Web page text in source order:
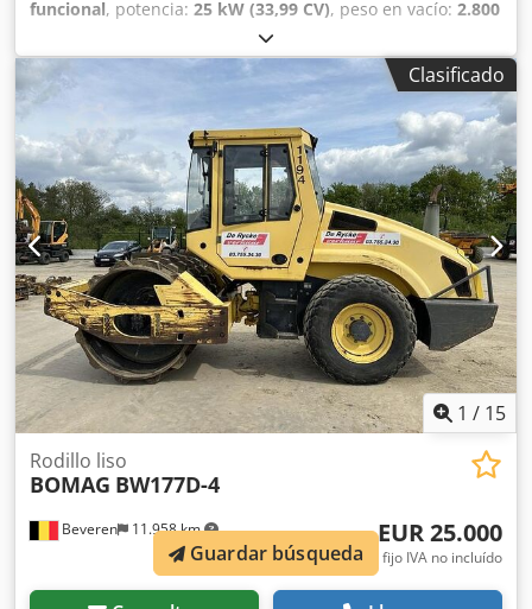
funcional, potencia: 25 kW (33,99 CV), peso en vacío: 2.800
, horas de funcionamiento:
2.950 h, BOMAG BW120AD-4 Año de fabricación: 2007
Según el contador, 2.950 horas Crsdpszc Iyvsfx Aayof 25,2
kW, motor Kubota 2.800 kg Precio de venta: 9.900 €, neto
BOMAG BW100AD-4 Año de fabricación: 2005 Según el
contador, 6.594 horas 25,2 kW, motor Kubota 2.600 kg
Precio de venta: 8.800 €, neto Hamm HD 10 Año de
fabricación: 2006 Según el contador, 4.356 horas 20,1 kW,
motor Deutz 2.450 kg Precio de venta: 8.800 €, neto Hamm
HD 10 Año de fabricación: 2006 Según el contador, 7.771
horas 20,1 kW, motor Deutz 2.450 kg Precio de venta: 8.800
€, neto ¡También es posible realizar entregas a precios
asequibles!
Clasificado
1 / 15
Beveren 11.958 km
Rodillo liso
BOMAG BW177D-4
EUR 25.000
precio fijo IVA no incluído
Guardar búsqueda